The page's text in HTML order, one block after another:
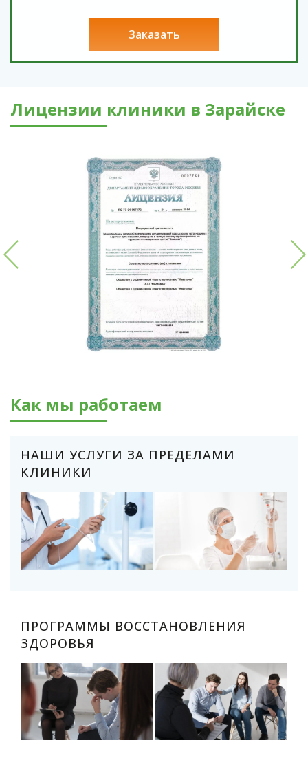
заказать
Лицензии клиники в Зарайске
Как мы работаем
НАШИ УСЛУГИ ЗА ПРЕДЕЛАМИ
КЛИНИКИ
ПРОГРАММЫ ВОССТАНОВЛЕНИЯ
ЗДОРОВЬЯ